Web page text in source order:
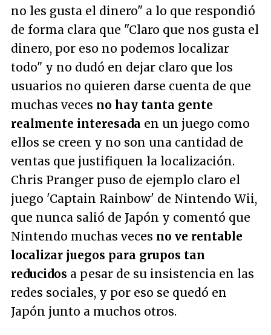
no les gusta el dinero" a lo que respondió
de forma clara que "Claro que nos gusta el
dinero, por eso no podemos localizar
todo" y no dudó en dejar claro que los
usuarios no quieren darse cuenta de que
muchas veces no hay tanta gente
realmente interesada en un juego como
ellos se creen y no son una cantidad de
ventas que justifiquen la localización.
Chris Pranger puso de ejemplo claro el
juego 'Captain Rainbow' de Nintendo Wii,
que nunca salió de Japón y comentó que
Nintendo muchas veces no ve rentable
localizar juegos para grupos tan
reducidos a pesar de su insistencia en las
redes sociales, y por eso se quedó en
Japón junto a muchos otros.